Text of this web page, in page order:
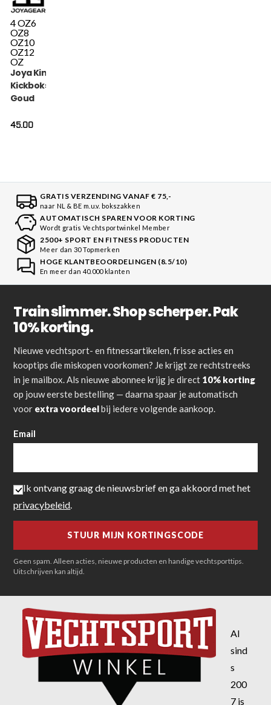
4 OZ6
OZ8
OZ10
OZ12
OZ
Joya Kinder Camo V2
Kickbokshandschoenen
Goud
45.00
GRATIS VERZENDING VANAF € 75,-
naar NL & BE m.u.v. bokszakken
AUTOMATISCH SPAREN VOOR KORTING
Wordt gratis Vechtsportwinkel Member
2500+ SPORT EN FITNESS PRODUCTEN
Meer dan 30 Topmerken
HOGE KLANTBEOORDELINGEN (8.5/10)
En meer dan 40.000 klanten
Train slimmer. Shop scherper. Pak
10% korting.
Nieuwe vechtsport- en fitnessartikelen, frisse acties en
kooptips die miskopen voorkomen? Je krijgt ze rechtstreeks
in je mailbox. Als nieuwe abonnee krijg je direct 10% korting
op jouw eerste bestelling — daarna spaar je automatisch
voor extra voordeelbij iedere volgende aankoop.
Email
Ik ontvang graag de nieuwsbrief en ga akkoord met het
privacybeleid
Geen spam. Alleen acties, nieuwe producten en handige vechtsporttips.
Uitschrijven kan altijd.
Al
sind
s
200
7 is